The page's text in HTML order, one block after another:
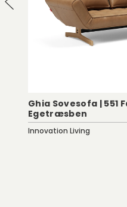
Ghia Sovesofa | 551
Egetræsben
Innovation Living